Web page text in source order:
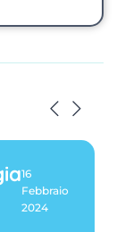
16
Febbraio
2024